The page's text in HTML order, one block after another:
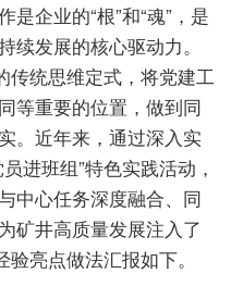
企业的“根”和“魂”，是
续发展的核心驱动力。
传统思维定式，将党建工
等重要的位置，做到同
。近年来，通过深入实
进班组”特色实践活动，
中心任务深度融合、同
矿井高质量发展注入了
亮点做法汇报如下。